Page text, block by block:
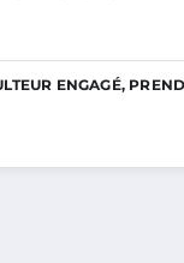
ENGAGÉ,